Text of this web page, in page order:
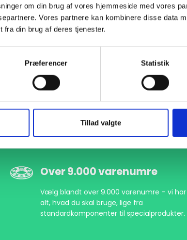
om din brug af vores hjemmeside med vores
Vores partnere kan kombinere disse data
fra din brug af deres tjenester.
Præferencer Statistik
Tillad valgte
Over 9.000 varenumre
Vælg blandt over 9.000 varenumre – vi har
alt, hvad du skal bruge, lige fra
standardkomponenter til specialprodukter.